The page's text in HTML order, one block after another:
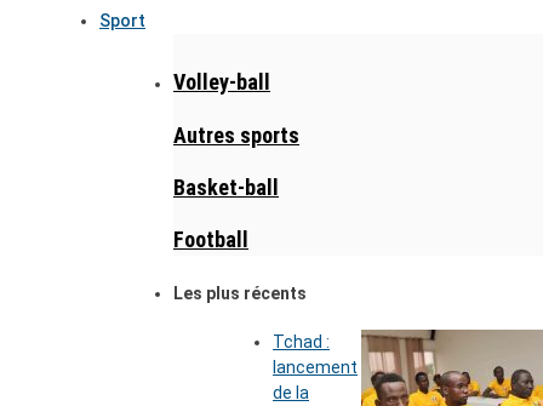
Sport
Volley-ball
Autres sports
Basket-ball
Football
Les plus récents
Tchad :
lancement
de la